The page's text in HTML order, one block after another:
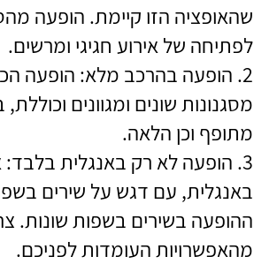
שהאופציה הזו קיימת. הופעה
לפתיחה של אירוע חגיגי ומרשים.
2. הופעה בהרכב מלא: הופעה
מסגנונות שונים ומגוונים
מתופף וכן הלאה.
3. הופעה לא רק באנגלית
באנגלית, עם דגש על שירים
ההופעה בשירים בשפות שונות.
מהאפשרויות העומדות לפניכם.